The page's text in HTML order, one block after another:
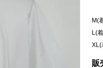
M(
L(
XL(
販